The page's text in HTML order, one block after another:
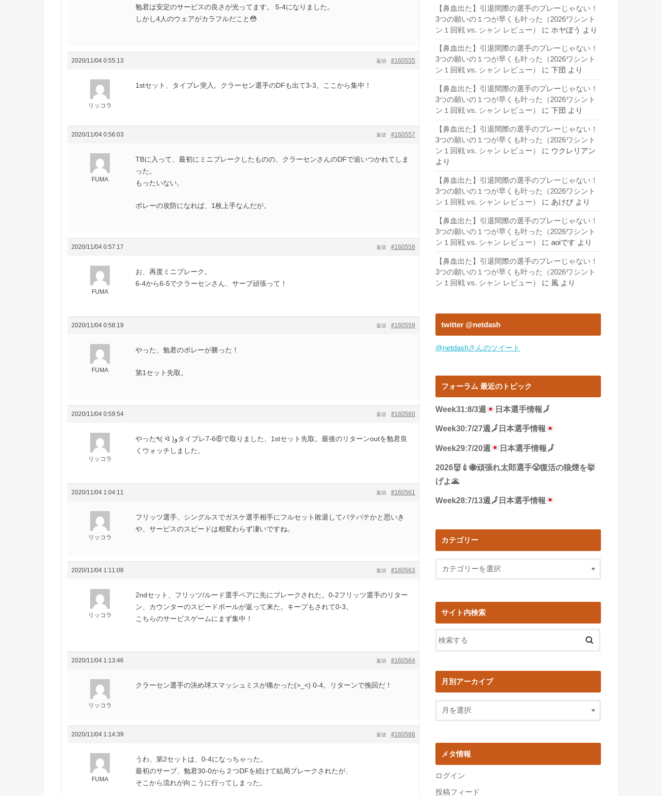
勉君は安定のサービスの良さが光ってます。 5-4になりました。
しかし4人のウェアがカラフルだこと😳
2020/11/04 0:55:13 #160555
返信
リッコラ
1stセット、タイブレ突入。クラーセン選手のDFも出て3-3。ここから集中！
2020/11/04 0:56:03 #160557
返信
FUMA
TBに入って、最初にミニブレークしたものの、クラーセンさんのDFで追いつかれてしま
った。
もったいない。
ボレーの攻防になれば、1枚上手なんだが。
2020/11/04 0:57:17 #160558
返信
FUMA
お、再度ミニブレーク。
6-4から6-5でクラーセンさん、サーブ頑張って！
2020/11/04 0:58:19 #160559
返信
FUMA
やった、勉君のボレーが勝った！
第1セット先取。
2020/11/04 0:59:54 #160560
返信
リッコラ
やった٩( ᐛ )وタイブレ7-6⑥で取りました、1stセット先取。最後のリターンoutを勉君良
くウォッチしました。
2020/11/04 1:04:11 #160561
返信
リッコラ
フリッツ選手、シングルスでガスケ選手相手にフルセット敗退してバテバテかと思いき
や、サービスのスピードは相変わらず凄いですね。
2020/11/04 1:11:08 #160563
返信
リッコラ
2ndセット、フリッツ/ルード選手ペアに先にブレークされた。0-2フリッツ選手のリター
ン、カウンターのスピードボールが返って来た。キープもされて0-3。
こちらのサービスゲームにまず集中！
2020/11/04 1:13:46 #160564
返信
リッコラ
クラーセン選手の決め球スマッシュミスが痛かった(>_<) 0-4。リターンで挽回だ！
2020/11/04 1:14:39 #160566
返信
FUMA
うわ、第2セットは、0-4になっちゃった。
最初のサーブ、勉君30-0から２つDFを続けて結局ブレークされたが、
そこから流れが向こうに行ってしまった。
【鼻血出た】引退間際の選手のプレーじゃない！
3つの願いの１つが早くも叶った（2026ワシント
ン１回戦 vs. シャン レビュー）
に ホヤぼう より
【鼻血出た】引退間際の選手のプレーじゃない！
3つの願いの１つが早くも叶った（2026ワシント
ン１回戦 vs. シャン レビュー）
に 下団 より
【鼻血出た】引退間際の選手のプレーじゃない！
3つの願いの１つが早くも叶った（2026ワシント
ン１回戦 vs. シャン レビュー）
に 下団 より
【鼻血出た】引退間際の選手のプレーじゃない！
3つの願いの１つが早くも叶った（2026ワシント
ン１回戦 vs. シャン レビュー）
に ウクレリアン
より
【鼻血出た】引退間際の選手のプレーじゃない！
3つの願いの１つが早くも叶った（2026ワシント
ン１回戦 vs. シャン レビュー）
に あけび より
【鼻血出た】引退間際の選手のプレーじゃない！
3つの願いの１つが早くも叶った（2026ワシント
ン１回戦 vs. シャン レビュー）
に aoiです より
【鼻血出た】引退間際の選手のプレーじゃない！
3つの願いの１つが早くも叶った（2026ワシント
ン１回戦 vs. シャン レビュー）
に 風 より
twitter @netdash
@netdashさんのツイート
フォーラム 最近のトピック
Week31:8/3週 日本選手情報🗾
Week30:7/27週🗾 日本選手情報
Week29:7/20週 日本選手情報🗾
2026👹💉🐝頑張れ太郎選手😤復活の狼煙を挙
げよ🌋
Week28:7/13週 🗾 日本選手情報
カテゴリー
サイト内検索
月別アーカイブ
メタ情報
ログイン
投稿フィード